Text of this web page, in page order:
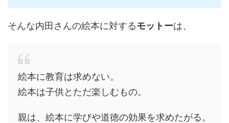
そんな内田さんの絵本に対するモットーは、
絵本に教育は求めない。
絵本は子供とただ楽しむもの。
親は、絵本に学びや道徳の効果を求めたがる。